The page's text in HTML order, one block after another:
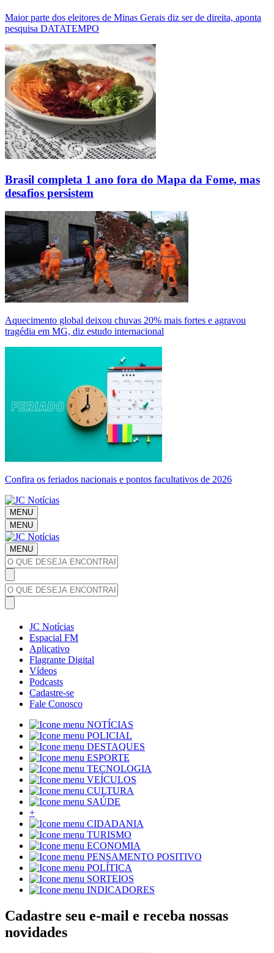
Maior parte dos eleitores de Minas Gerais diz ser de direita, aponta
pesquisa DATATEMPO
Brasil completa 1 ano fora do Mapa da Fome, mas
desafios persistem
Aquecimento global deixou chuvas 20% mais fortes e agravou
tragédia em MG, diz estudo internacional
Confira os feriados nacionais e pontos facultativos de 2026
MENU
MENU
MENU
JC Notícias
Espacial FM
Aplicativo
Flagrante Digital
Vídeos
Podcasts
Cadastre-se
Fale Conosco
NOTÍCIAS
POLICIAL
DESTAQUES
ESPORTE
TECNOLOGIA
VEÍCULOS
CULTURA
SAÚDE
+
CIDADANIA
TURISMO
ECONOMIA
PENSAMENTO POSITIVO
POLÍTICA
SORTEIOS
INDICADORES
Cadastre seu e-mail e receba nossas
novidades